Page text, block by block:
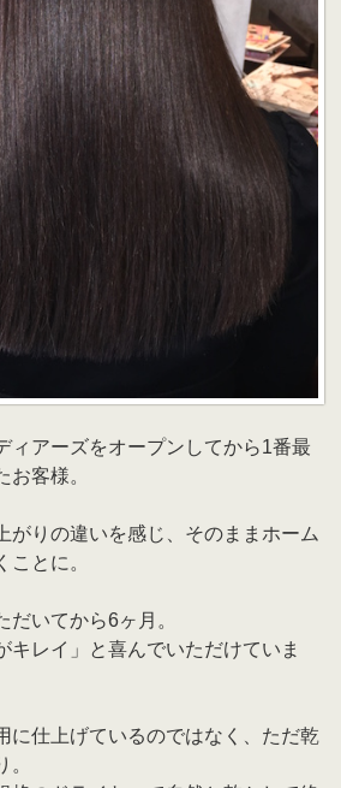
ィアーズをオープンしてから1番最
お客様。
がりの違いを感じ、そのままホーム
ことに。
だいてから6ヶ月。
キレイ」と喜んでいただけていま
に仕上げているのではなく、ただ乾